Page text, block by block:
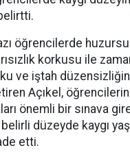
öğrencilerde
korkusu ile
ve iştah
Açıkel,
önemli bir sınava
düzeyde kaygı
etti.